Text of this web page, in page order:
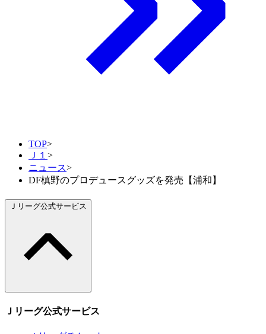
TOP>
Ｊ１ >
ニュース>
DF槙野のプロデュースグッズを発売【浦和】
Ｊリーグ公式サービス
Ｊリーグ公式サービス